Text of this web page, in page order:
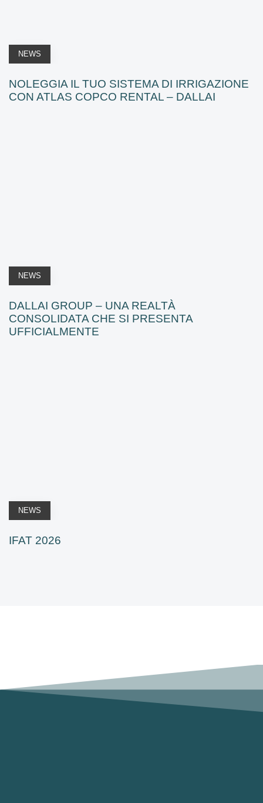
NEWS
NOLEGGIA IL TUO SISTEMA DI IRRIGAZIONE
CON ATLAS COPCO RENTAL – DALLAI
NEWS
DALLAI GROUP – UNA REALTÀ
CONSOLIDATA CHE SI PRESENTA
UFFICIALMENTE
NEWS
IFAT 2026